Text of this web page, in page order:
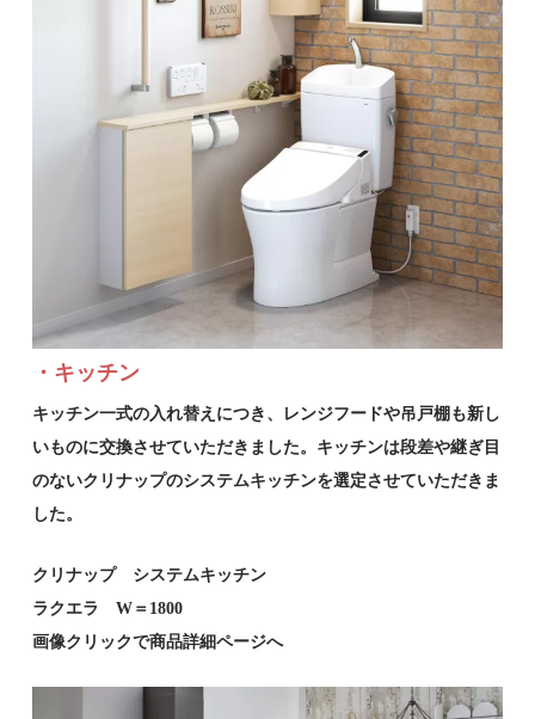
・キッチン
キッチン一式の入れ替えにつき、レンジフードや吊戸棚も新し
いものに交換させていただきました。キッチンは段差や継ぎ目
のないクリナップのシステムキッチンを選定させていただきま
した。
クリナップ システムキッチン
ラクエラ W＝1800
画像クリックで商品詳細ページへ